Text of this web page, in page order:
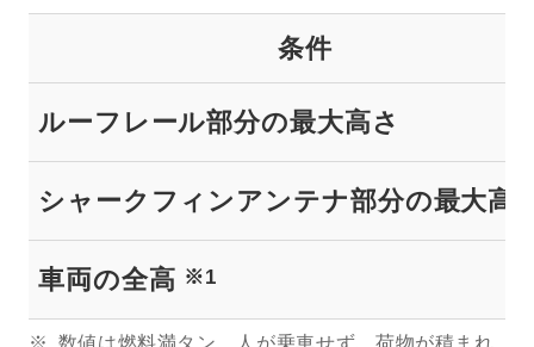
条件
ルーフレール部分の最大高さ
シャークフィンアンテナ部分の最大高
車両の全高 ※1
数値は燃料満タン、人が乗車せず、荷物が積まれ